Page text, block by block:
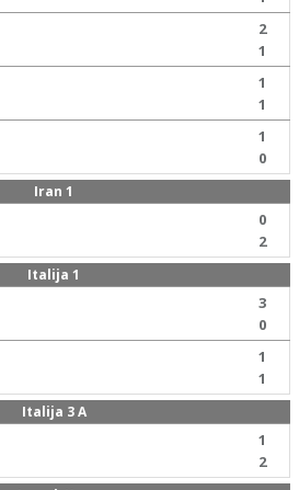
2
1
1
1
1
0
Iran 1
0
2
Italija 1
3
0
1
1
Italija 3 A
1
2